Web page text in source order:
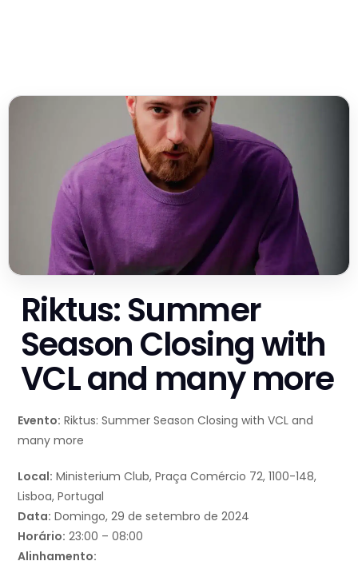
Riktus: Summer
Season Closing with
VCL and many more
Evento: Riktus: Summer Season Closing with VCL and
many more
Local: Ministerium Club, Praça Comércio 72, 1100-148,
Lisboa, Portugal
Data: Domingo, 29 de setembro de 2024
Horário: 23:00 – 08:00
Alinhamento: